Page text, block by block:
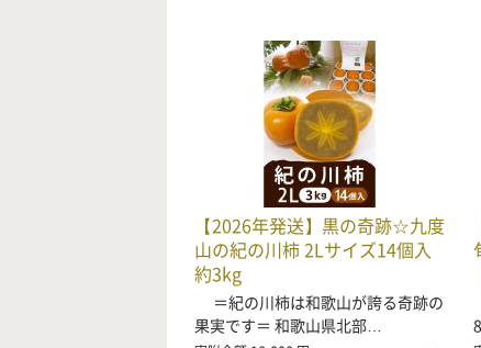
【2026年発送】黒の奇跡☆九度
山の紀の川柿 2Lサイズ14個入
約3kg
＝紀の川柿は和歌山が誇る奇跡の
果実です＝ 和歌山県北部…